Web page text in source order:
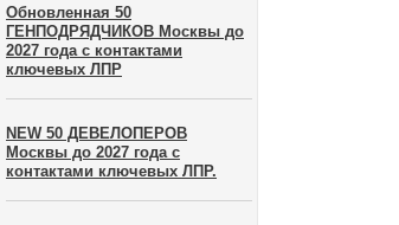
Обновленная 50
ГЕНПОДРЯДЧИКОВ Москвы до
2027 года с контактами
ключевых ЛПР
NEW 50 ДЕВЕЛОПЕРОВ
Москвы до 2027 года с
контактами ключевых ЛПР.